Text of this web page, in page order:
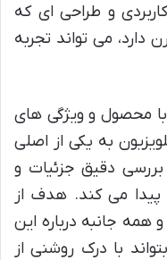
و طراحی ای که
می تواند تجربه
محصول و ویژگی های
به یکی از اصلی
دقیق جزئیات و
پیدا می کند. هدف از
همه جانبه درباره این
با درک روشنی از